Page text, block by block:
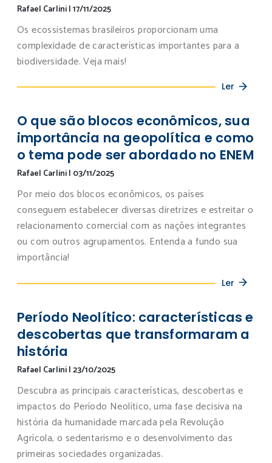
Rafael Carlini|17/11/2025
Os ecossistemas brasileiros proporcionam uma
complexidade de características importantes para a
biodiversidade. Veja mais!
Ler
O que são blocos econômicos, sua
importância na geopolítica e como
o tema pode ser abordado no ENEM
Rafael Carlini| 03/11/2025
Por meio dos blocos econômicos, os países
conseguem estabelecer diversas diretrizes e estreitar o
relacionamento comercial com as nações integrantes
ou com outros agrupamentos. Entenda a fundo sua
importância!
Ler
Período Neolítico: características e
descobertas que transformaram a
história
Rafael Carlini|23/10/2025
Descubra as principais características, descobertas e
impactos do Período Neolítico, uma fase decisiva na
história da humanidade marcada pela Revolução
Agrícola, o sedentarismo e o desenvolvimento das
primeiras sociedades organizadas.